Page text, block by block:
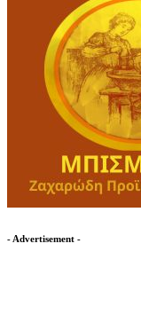
- Advertisement -